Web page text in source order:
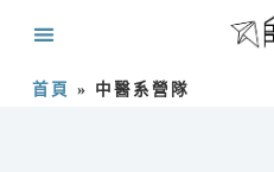
首頁 » 中醫系營隊